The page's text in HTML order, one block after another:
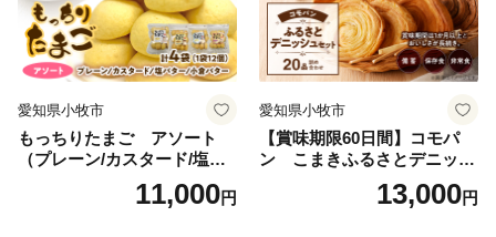
愛知県小牧市
もっちりたまご アソート
（プレーン/カスタード/塩バ
ター/小倉バター）11,000円
愛知県小牧市
【賞味期限60日間】コモパ
ン こまきふるさとデニッシ
ュセット（20個入り）／災害
用備蓄 保存食 非常食 防災グ
13,000円